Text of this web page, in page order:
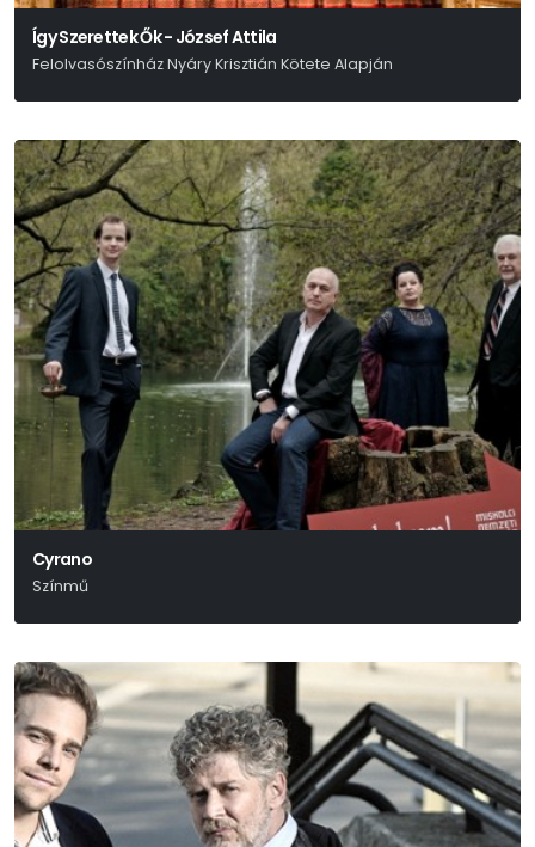
Így Szerettek Ők - József Attila
Felolvasószínház Nyáry Krisztián Kötete Alapján
Cyrano
Színmű